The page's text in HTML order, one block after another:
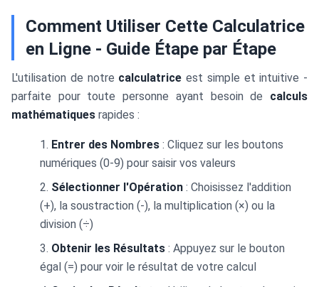
Comment Utiliser Cette Calculatrice
en Ligne - Guide Étape par Étape
L'utilisation de notre calculatrice est simple et intuitive -
parfaite pour toute personne ayant besoin de calculs
mathématiques rapides :
Entrer des Nombres : Cliquez sur les boutons
numériques (0-9) pour saisir vos valeurs
Sélectionner l'Opération : Choisissez l'addition
(+), la soustraction (-), la multiplication (×) ou la
division (÷)
Obtenir les Résultats : Appuyez sur le bouton
égal (=) pour voir le résultat de votre calcul